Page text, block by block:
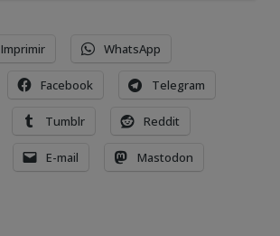
Imprimir WhatsApp
Facebook Telegram
Tumblr Reddit
E-mail Mastodon